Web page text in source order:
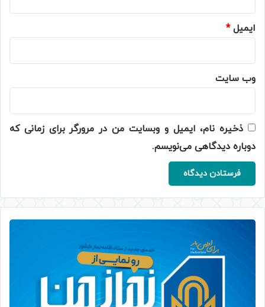
ایمیل*
وب‌ سایت
ذخیره نام، ایمیل و وبسایت من در مرورگر برای زمانی که
دوباره دیدگاهی می‌نویسم.